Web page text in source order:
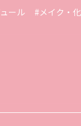
ール #メイク・